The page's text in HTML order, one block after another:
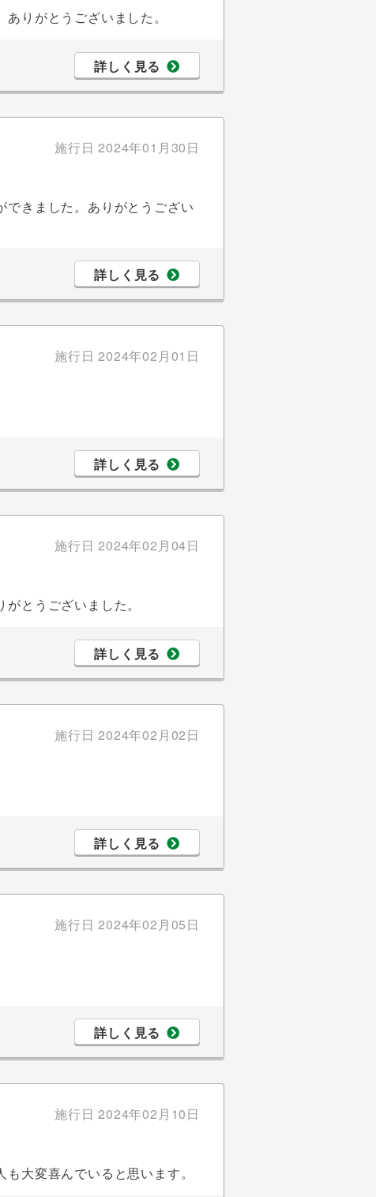
りがとうございました。
詳しく見る
施行日 2024年01月30日
きました。ありがとうござい
詳しく見る
施行日 2024年02月01日
詳しく見る
施行日 2024年02月04日
とうございました。
詳しく見る
施行日 2024年02月02日
詳しく見る
施行日 2024年02月05日
詳しく見る
施行日 2024年02月10日
大変喜んでいると思います。